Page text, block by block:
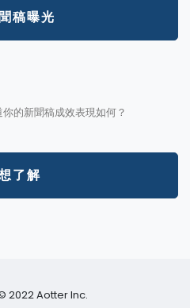
稿曝光
的新聞稿成效表現如何？
了解
2022 Aotter Inc.